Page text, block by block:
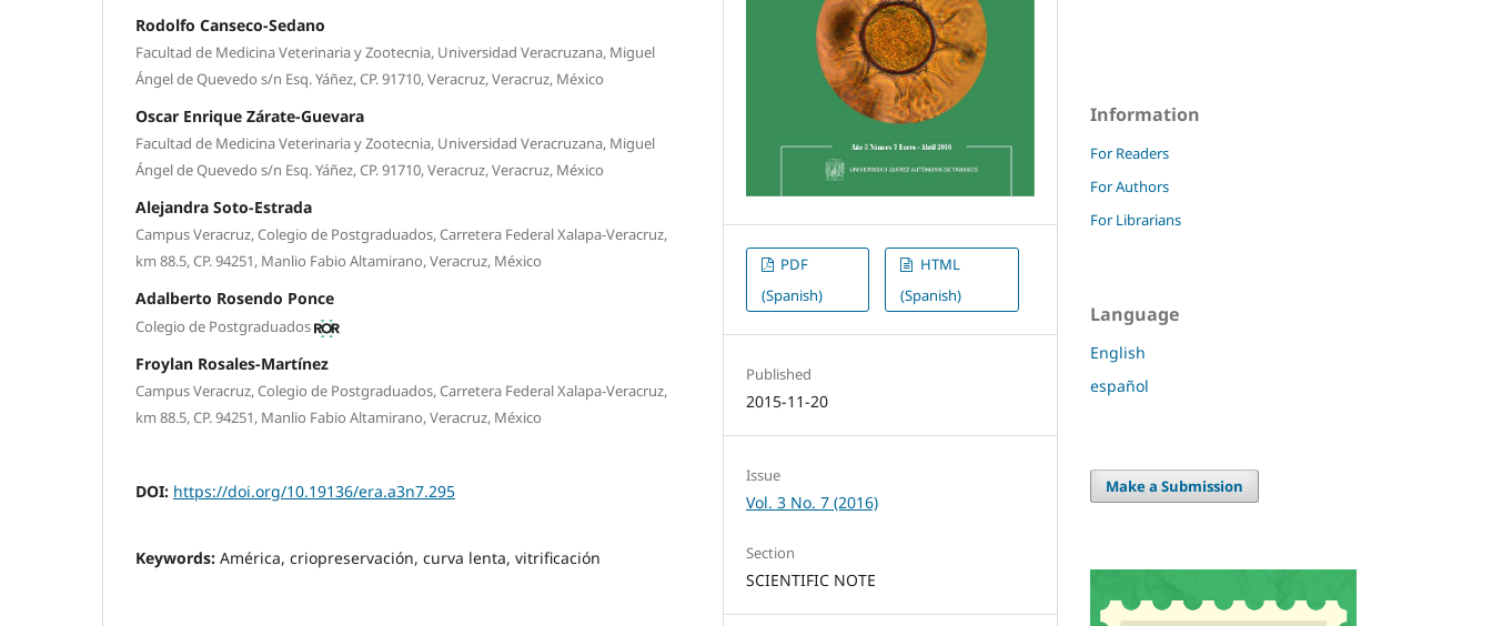
Rodolfo Canseco-Sedano
Facultad de Medicina Veterinaria y Zootecnia, Universidad Veracruzana, Miguel
Ángel de Quevedo s/n Esq. Yáñez, CP. 91710, Veracruz, Veracruz, México
Oscar Enrique Zárate-Guevara
Facultad de Medicina Veterinaria y Zootecnia, Universidad Veracruzana, Miguel
Ángel de Quevedo s/n Esq. Yáñez, CP. 91710, Veracruz, Veracruz, México
Alejandra Soto-Estrada
Campus Veracruz, Colegio de Postgraduados, Carretera Federal Xalapa-Veracruz,
km 88.5, CP. 94251, Manlio Fabio Altamirano, Veracruz, México
Adalberto Rosendo Ponce
Colegio de Postgraduados
Froylan Rosales-Martínez
Campus Veracruz, Colegio de Postgraduados, Carretera Federal Xalapa-Veracruz,
km 88.5, CP. 94251, Manlio Fabio Altamirano, Veracruz, México
DOI: https://doi.org/10.19136/era.a3n7.295
Keywords: América, criopreservación, curva lenta, vitrificación
PDF
(Spanish)
HTML
(Spanish)
Published
2015-11-20
Issue
Vol. 3 No. 7 (2016)
Section
SCIENTIFIC NOTE
Information
For Readers
For Authors
For Librarians
Language
English
español
Make a Submission